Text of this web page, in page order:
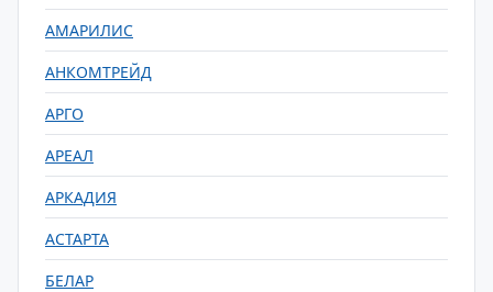
АМАРИЛИС
АНКОМТРЕЙД
АРГО
АРЕАЛ
АРКАДИЯ
АСТАРТА
БЕЛАР